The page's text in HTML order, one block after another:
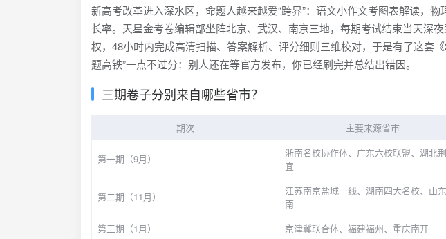
新高考改革进入深水区，命题人越来越爱“跨界”：语文小作文考图表解读，
长率。天星金考卷编辑部坐阵北京、武汉、南京三地，每期考试结束当天深
权，48小时内完成高清扫描、答案解析、评分细则三维校对，于是有了这套
题高铁”一点不过分：别人还在等官方发布，你已经刷完并总结出错因。
三期卷子分别来自哪些省市？
期次 主要来源省市
第一期（9月）
浙南名校协作体、广东六校联盟、湖北
宜
第二期（11月）
江苏南京盐城一线、湖南四大名校、山
南
第三期（1月） 京津冀联合体、福建福州、重庆南开